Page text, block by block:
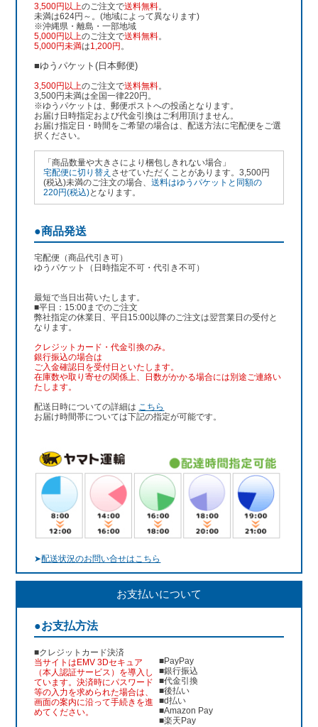
3,500円以上のご注文で送料無料。
未満は624円～。(地域によって異なります)
※沖縄県・離島・一部地域
5,000円以上のご注文で送料無料。
5,000円未満は1,200円 。
■ゆうパケット(日本郵便)
3,500円以上のご注文で送料無料。
3,500円未満は全国一律220円。
※ゆうパケットは、郵便ポストへの投函となります。
お届け日時指定および代金引換はご利用頂けません。
お届け指定日・時間をご希望の場合は、配送方法に宅配便をご選
択ください。
「商品数量や大きさにより梱包しきれない場合」
宅配便に切り替え させていただくことがあります。3,500円
(税込)未満のご注文の場合、送料はゆうパケットと同額の
220円(税込)となります。
●商品発送
宅配便（商品代引き可）
ゆうパケット（日時指定不可・代引き不可）
最短で当日出荷いたします。
■平日：15:00までのご注文
弊社指定の休業日、平日15:00以降のご注文は翌営業日の受付と
なります。
クレジットカード・代金引換のみ。
銀行振込の場合は
ご入金確認日を受付日といたします。
在庫数や取り寄せの関係上、日数がかかる場合には別途ご連絡い
たします。
配送日時についての詳細は こちら
お届け時間帯については下記の指定が可能です。
➤配送状況のお問い合せはこちら
お支払いについて
●お支払方法
■クレジットカード決済
当サイトはEMV 3Dセキュア
（本人認証サービス）を導入し
ています。決済時にパスワード
等の入力を求められた場合は、
画面の案内に沿って手続きを進
めてください。
■PayPay
■銀行振込
■代金引換
■後払い
■d払い
■Amazon Pay
■楽天Pay